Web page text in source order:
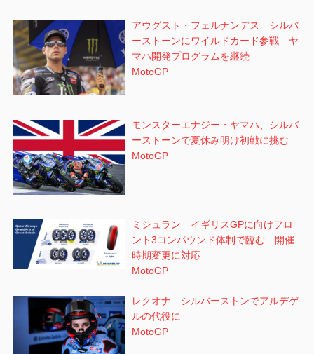
アウグスト・フェルナンデス シルバ
ーストーンにワイルドカード参戦 ヤ
マハ開発プログラムを継続
MotoGP
モンスターエナジー・ヤマハ、シルバ
ーストーンで夏休み明け初戦に挑む
MotoGP
ミシュラン イギリスGPに向けフロ
ント3コンパウンド体制で臨む 開催
時期変更に対応
MotoGP
レクオナ シルバーストンでアルデゲ
ルの代役に
MotoGP